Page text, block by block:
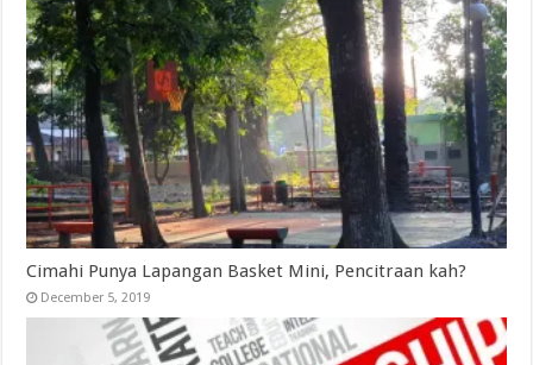
Cimahi Punya Lapangan Basket Mini, Pencitraan kah?
December 5, 2019